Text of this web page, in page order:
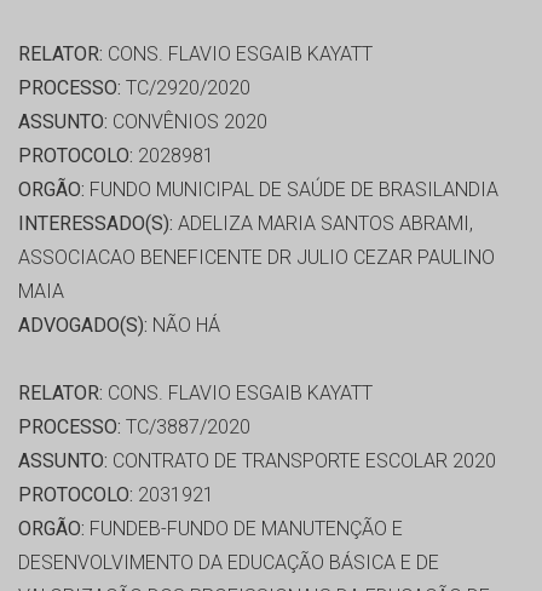
RELATOR: CONS. FLAVIO ESGAIB KAYATT
PROCESSO: TC/2920/2020
ASSUNTO: CONVÊNIOS 2020
PROTOCOLO: 2028981
ORGÃO: FUNDO MUNICIPAL DE SAÚDE DE BRASILANDIA
INTERESSADO(S): ADELIZA MARIA SANTOS ABRAMI,
ASSOCIACAO BENEFICENTE DR JULIO CEZAR PAULINO
MAIA
ADVOGADO(S): NÃO HÁ
RELATOR: CONS. FLAVIO ESGAIB KAYATT
PROCESSO: TC/3887/2020
ASSUNTO: CONTRATO DE TRANSPORTE ESCOLAR 2020
PROTOCOLO: 2031921
ORGÃO: FUNDEB-FUNDO DE MANUTENÇÃO E
DESENVOLVIMENTO DA EDUCAÇÃO BÁSICA E DE